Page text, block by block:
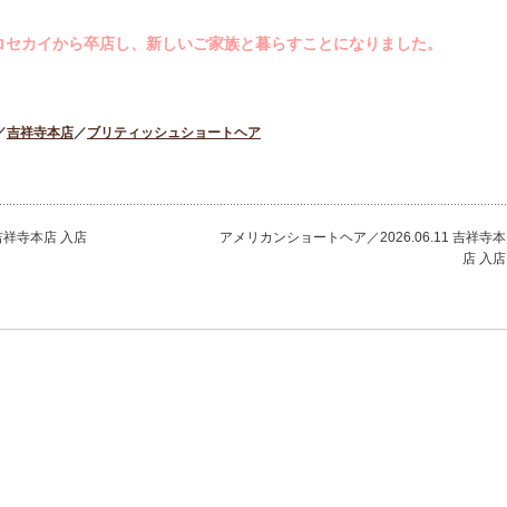
セカイから卒店し、新しいご家族と暮らすことになりました。
吉祥寺本店 ／ブリティッシュショートヘア
寺本店 入店
アメリカンショートヘア／2026.06.11 吉祥寺本
店 入店